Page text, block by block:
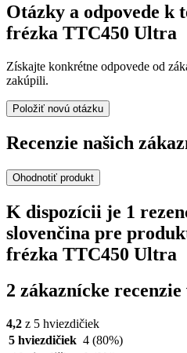
Otázky a odpovede k
frézka TTC450 Ultra
Získajte konkrétne odpovede od
zakúpili.
Položiť novú otázku
Recenzie našich
Ohodnotiť produkt
K dispozícii je 1
slovenčina pre
frézka TTC450 Ultra
2 zákaznícke
4,2 z 5 hviezdičiek
5 hviezdičiek 4 (80%)